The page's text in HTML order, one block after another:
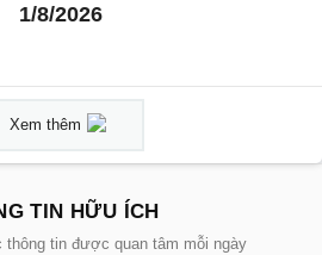
1/8/2026
Xem thêm
TIN HỮU ÍCH
thông tin được quan tâm mỗi ngày